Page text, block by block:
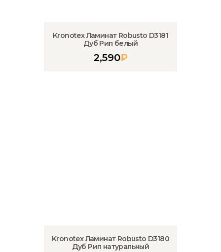
Kronotex Ламинат Robusto D3181
Дуб Рип белый
2,590₽
Kronotex Ламинат Robusto D3180
Дуб Рип натуральный